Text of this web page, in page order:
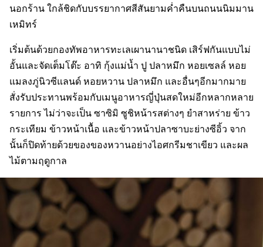
นอกร้าน ใกล้ชิดกับบรรยากาศสีสันยามค่ำคืนบนถนนนิมมาน
เหมิทร์
เริ่มต้นด้วยกองทัพอาหารทะเลเผานานาชนิด เสิร์ฟกันแบบไม่
อั้นและจัดเต็มโต๊ะ อาทิ กุ้งแม่น้ำ ปู ปลาหมึก หอยเซลล์ หอย
แมลงภู่นิวซีแลนด์ หอยหวาน ปลาหมึก และอื่นๆอีกมากมาย
สั่งรับประทานพร้อมกับเมนูอาหารญี่ปุ่นสดใหม่อีกหลากหลาย
รายการ ไม่ว่าจะเป็น ซาซิมิ ซูชิหน้ารสต่างๆ ยำสาหร่าย ข้าว
กระเทียม ข้าวหน้าเนื้อ และข้าวหน้าปลาซาบะย่างซีอิ้ว จาก
นั้นก็ปิดท้ายด้วยของของหวานอย่างไอศกรีมชาเขียว และผล
ไม้ตามฤดูกาล